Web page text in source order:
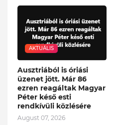
AKTUÁLIS
Ausztriából is óriási
üzenet jött. Már 86
ezren reagáltak Magyar
Péter késő esti
rendkívüli közlésére
August 07, 2026